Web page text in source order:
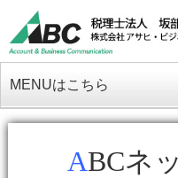
MENUはこちら
ABCネ